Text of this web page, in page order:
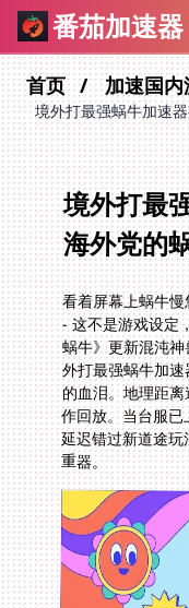
番茄加速器
首页 加速国
境外打最强蜗牛加速
境外打最
海外党的
看着屏幕上蜗牛
- 这不是游戏设定
蜗牛》更新混沌
外打最强蜗牛加
的血泪。地理距
作回放。当台服
延迟错过新道途
重器。